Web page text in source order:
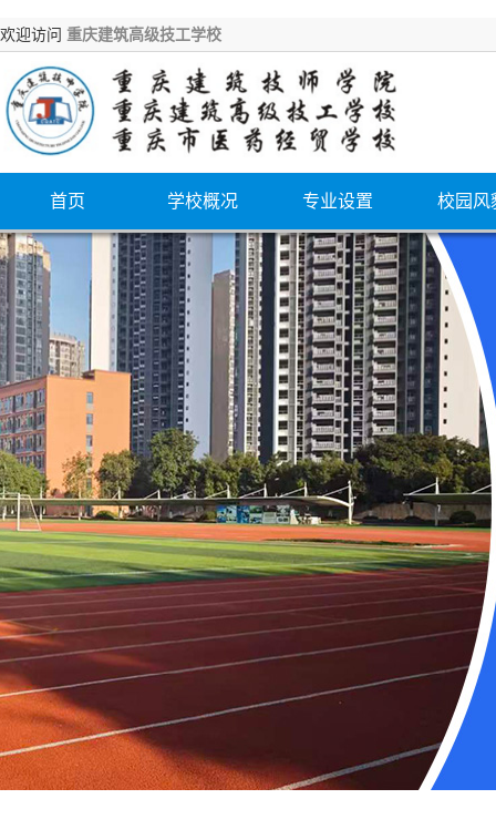
欢迎访问 重庆建筑高级技工学校
首页 学校概况 专业设置 校园风